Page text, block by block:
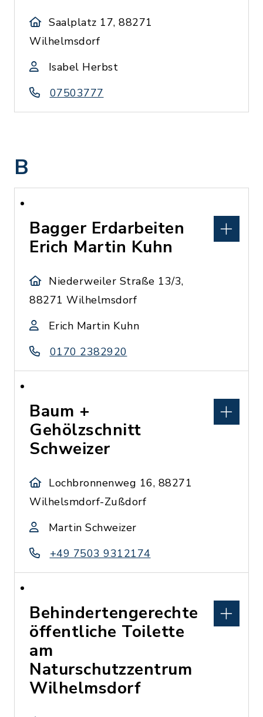
Saalplatz 17, 88271
Wilhelmsdorf
Isabel Herbst
07503777
B
Bagger Erdarbeiten
Erich Martin Kuhn
Niederweiler Straße 13/3,
88271 Wilhelmsdorf
Erich Martin Kuhn
0170 2382920
Baum +
Gehölzschnitt
Schweizer
Lochbronnenweg 16, 88271
Wilhelsmdorf-Zußdorf
Martin Schweizer
+49 7503 9312174
Behindertengerechte
öffentliche Toilette
am
Naturschutzzentrum
Wilhelmsdorf